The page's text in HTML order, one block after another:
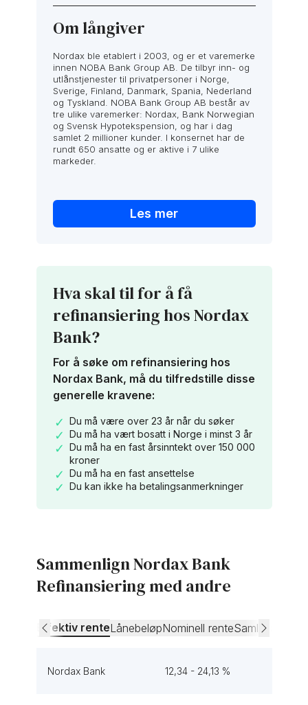
Om långiver
Nordax ble etablert i 2003, og er et varemerke
innen NOBA Bank Group AB. De tilbyr inn- og
utlånstjenester til privatpersoner i Norge,
Sverige, Finland, Danmark, Spania, Nederland
og Tyskland. NOBA Bank Group AB består av
tre ulike varemerker: Nordax, Bank Norwegian
og Svensk Hypotekspension, og har i dag
samlet 2 millioner kunder. I konsernet har de
rundt 650 ansatte og er aktive i 7 ulike
markeder.
Les mer
Hva skal til for å få
refinansiering hos Nordax
Bank?
For å søke om refinansiering hos
Nordax Bank, må du tilfredstille disse
generelle kravene:
Du må være over 23 år når du søker
Du må ha vært bosatt i Norge i minst 3 år
Du må ha en fast årsinntekt over 150 000
kroner
Du må ha en fast ansettelse
Du kan ikke ha betalingsanmerkninger
Sammenlign Nordax Bank
Refinansiering med andre
Effektiv renteLånebeløpNominell renteSamle lån
Nordax Bank 12,34 - 24,13 %